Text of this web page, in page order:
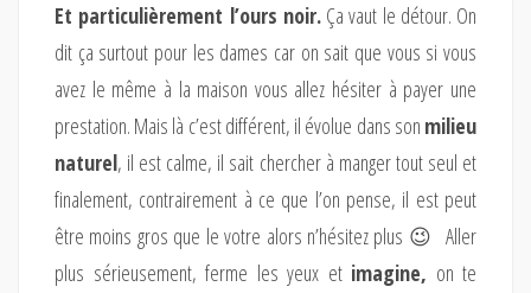
Et particulièrement l’ours noir.Ça vaut le détour. On
dit ça surtout pour les dames car on sait que vous si vous
avez le même à la maison vous allez hésiter à payer une
prestation. Mais là c’est différent, il évolue dans son milieu
naturel, il est calme, il sait chercher à manger tout seul et
finalement, contrairement à ce que l’on pense, il est peut
être moins gros que le votre alors n’hésitez plus 😉 Aller
plus sérieusement, ferme les yeux et imagine, on te